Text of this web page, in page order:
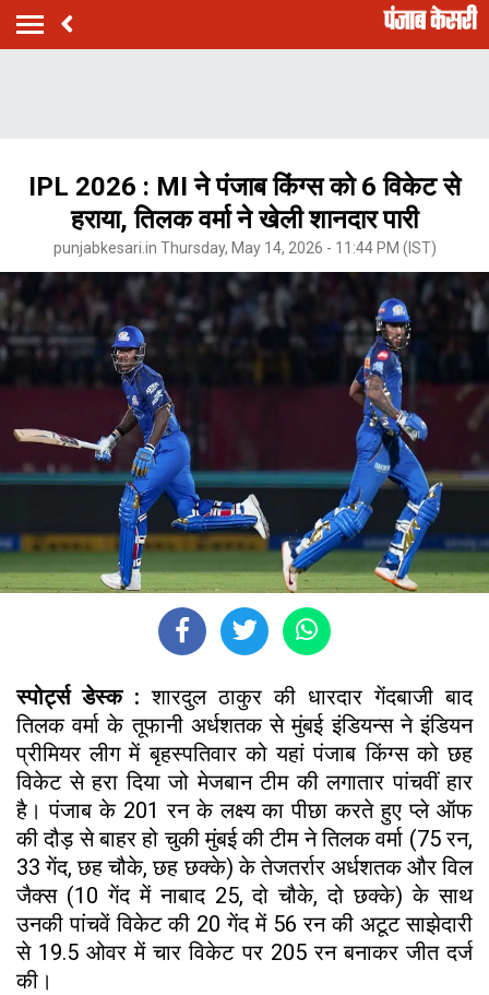
IPL 2026 : MI ने पंजाब किंग्स को 6 विकेट से
हराया, तिलक वर्मा ने खेली शानदार पारी
punjabkesari.in Thursday, May 14, 2026 - 11:44 PM (IST)
स्पोर्ट्स डेस्क : शारदुल ठाकुर की धारदार गेंदबाजी बाद
तिलक वर्मा के तूफानी अर्धशतक से मुंबई इंडियन्स ने इंडियन
प्रीमियर लीग में बृहस्पतिवार को यहां पंजाब किंग्स को छह
विकेट से हरा दिया जो मेजबान टीम की लगातार पांचवीं हार
है। पंजाब के 201 रन के लक्ष्य का पीछा करते हुए प्ले ऑफ
की दौड़ से बाहर हो चुकी मुंबई की टीम ने तिलक वर्मा (75 रन,
33 गेंद, छह चौके, छह छक्के) के तेजतर्रार अर्धशतक और विल
जैक्स (10 गेंद में नाबाद 25, दो चौके, दो छक्के) के साथ
उनकी पांचवें विकेट की 20 गेंद में 56 रन की अटूट साझेदारी
से 19.5 ओवर में चार विकेट पर 205 रन बनाकर जीत दर्ज
की।